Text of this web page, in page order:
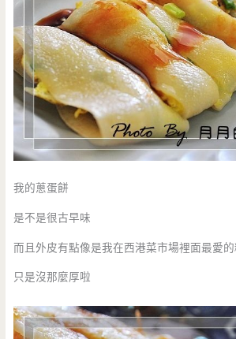
我的蔥蛋餅
是不是很古早味
而且外皮有點像是我在西港菜市場裡面最愛
只是沒那麼厚啦